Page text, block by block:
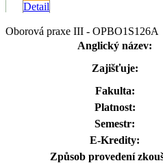
Detail
Oborová praxe III - OPBO1S126A
Anglický název:
Zajišťuje:
Fakulta:
Platnost:
Semestr:
E-Kredity:
Způsob provedení